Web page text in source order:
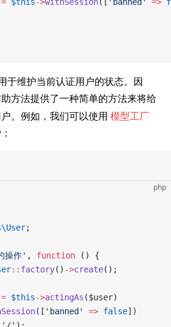
于维护当前认证用户的状态。因
方法提供了一种简单的方法来将给
。例如，我们可以使用 模型工厂
php
;
操作' , function () {
:: factory() ->create();
= $this->actingAs ($user)
([ 'banned' => false])